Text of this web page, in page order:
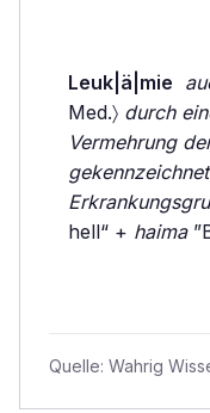
Leuk|ä|mie
Med.〉 durch
Vermehrung
hell“ + haima
Quelle: Wahrig